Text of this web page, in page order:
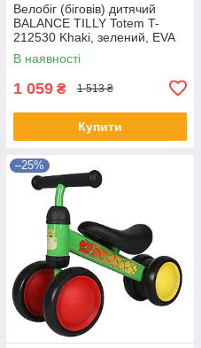
Велобіг (біговів) дитячий
BALANCE TILLY Totem T-
212530 Khaki, зелений, EVA
колеса 12", дзвінок
В наявності
1 059 ₴ 1 513 ₴
Купити
–25%